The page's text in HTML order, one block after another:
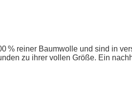
% reiner Baumwolle und sind in
zu ihrer vollen Größe. Ein